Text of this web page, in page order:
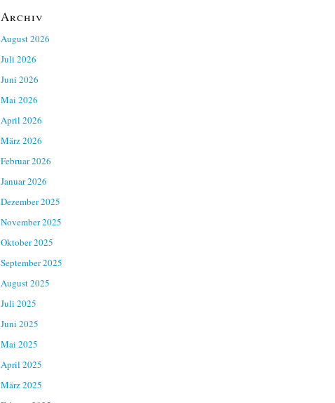
Archiv
August 2026
Juli 2026
Juni 2026
Mai 2026
April 2026
März 2026
Februar 2026
Januar 2026
Dezember 2025
November 2025
Oktober 2025
September 2025
August 2025
Juli 2025
Juni 2025
Mai 2025
April 2025
März 2025